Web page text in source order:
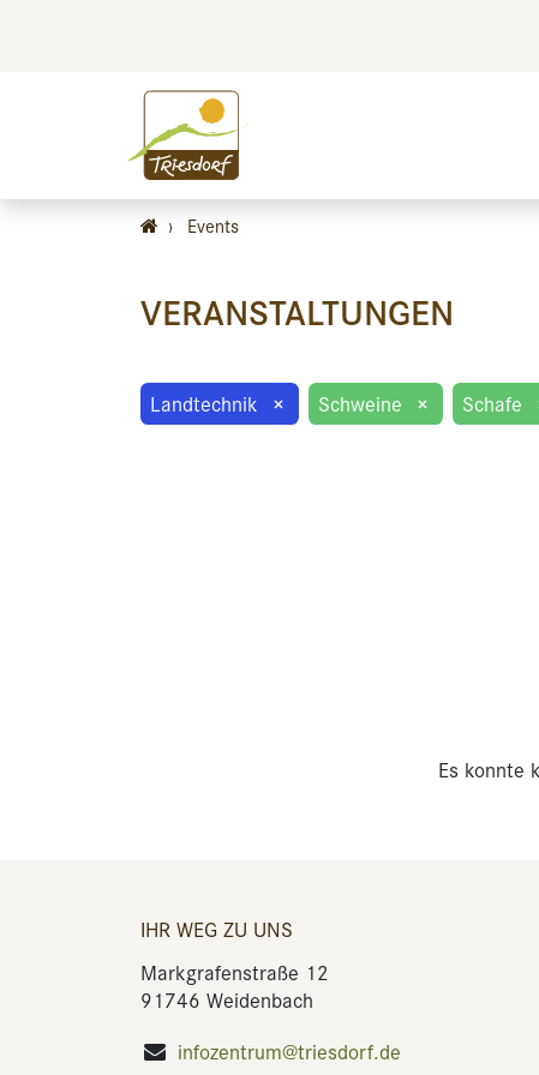
› Events
VERANSTALTUNGEN
Landtechnik × Schweine × Schafe
Es konnte
IHR WEG ZU UNS
Markgrafenstraße 12
91746 Weidenbach
infozentrum@triesdorf.de